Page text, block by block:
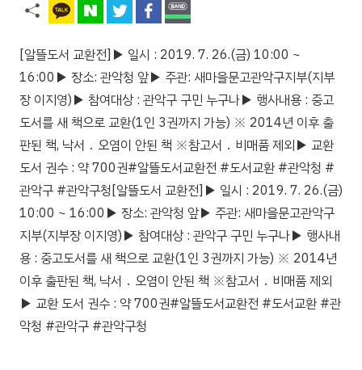
[알뜰도서 교환전]▶ 일시 : 2019. 7. 26.(금) 10:00 ~
16:00▶ 장소: 관악청 앞▶ 주관: 새마을문고관악구지부(지부
장 이지영)▶ 참여대상 : 관악구 구민 누구나▶ 행사내용 : 중고
도서를 새 책으로 교환(1인 3권까지 가능) ※ 2014년 이후 출
판된 책, 낙서 ․ 오염이 안된 책 ※참고서 ․ 비매품 제외▶ 교환
도서 권수 : 약 700권#알뜰도서교환전 #도서교환 #관악청 #
관악구 #관악구청[알뜰도서 교환전]▶ 일시 : 2019. 7. 26.(금)
10:00 ~ 16:00▶ 장소: 관악청 앞▶ 주관: 새마을문고관악구
지부(지부장 이지영)▶ 참여대상 : 관악구 구민 누구나▶ 행사내
용 : 중고도서를 새 책으로 교환(1인 3권까지 가능) ※ 2014년
이후 출판된 책, 낙서 ․ 오염이 안된 책 ※참고서 ․ 비매품 제외
▶ 교환 도서 권수 : 약 700권#알뜰도서교환전 #도서교환 #관
악청 #관악구 #관악구청